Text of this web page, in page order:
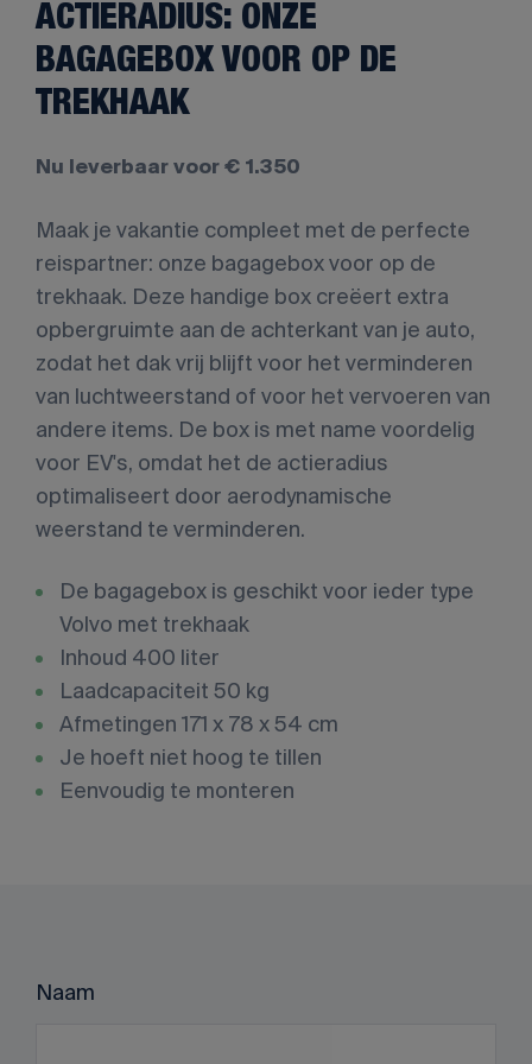
ACTIERADIUS: ONZE
BAGAGEBOX VOOR OP DE
TREKHAAK
Nu leverbaar voor € 1.350
Maak je vakantie compleet met de perfecte
reispartner: onze bagagebox voor op de
trekhaak. Deze handige box creëert extra
opbergruimte aan de achterkant van je auto,
zodat het dak vrij blijft voor het verminderen
van luchtweerstand of voor het vervoeren van
andere items. De box is met name voordelig
voor EV's, omdat het de actieradius
optimaliseert door aerodynamische
weerstand te verminderen.
De bagagebox is geschikt voor ieder type
Volvo met trekhaak
Inhoud 400 liter
Laadcapaciteit 50 kg
Afmetingen 171 x 78 x 54 cm
Je hoeft niet hoog te tillen
Eenvoudig te monteren
Naam